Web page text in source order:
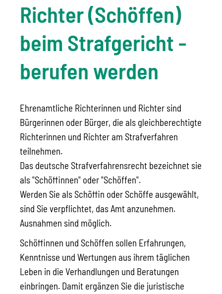
Richter (Schöffen)
beim Strafgericht -
berufen werden
Ehrenamtliche Richterinnen und Richter sind
Bürgerinnen oder Bürger, die als gleichberechtigte
Richterinnen und Richter am Strafverfahren
teilnehmen.
Das deutsche Strafverfahrensrecht bezeichnet sie
als "Schöffinnen" oder "Schöffen".
Werden Sie als Schöffin oder Schöffe ausgewählt,
sind Sie verpflichtet, das Amt anzunehmen.
Ausnahmen sind möglich.
Schöffinnen und Schöffen sollen Erfahrungen,
Kenntnisse und Wertungen aus ihrem täglichen
Leben in die Verhandlungen und Beratungen
einbringen. Damit ergänzen Sie die juristische